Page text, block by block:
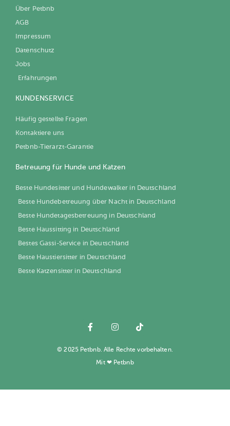
Über Petbnb
AGB
Impressum
Datenschutz
Jobs
Erfahrungen
KUNDENSERVICE
Häufig gestellte Fragen
Kontaktiere uns
Petbnb-Tierarzt-Garantie
Betreuung für Hunde und Katzen
Beste Hundesitter und Hundewalker in Deutschland
Beste Hundebetreuung über Nacht in Deutschland
Beste Hundetagesbetreuung in Deutschland
Beste Haussitting in Deutschland
Bestes Gassi-Service in Deutschland
Beste Haustiersitter in Deutschland
Beste Katzensitter in Deutschland
© 2025 Petbnb. Alle Rechte vorbehalten.
Mit ❤ Petbnb